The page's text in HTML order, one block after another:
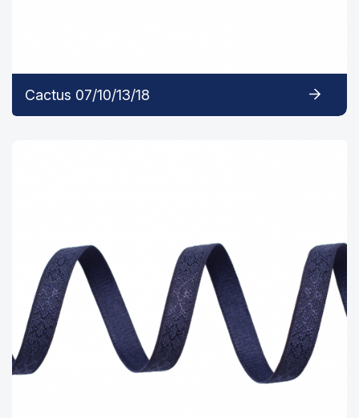
Cactus 07/10/13/18